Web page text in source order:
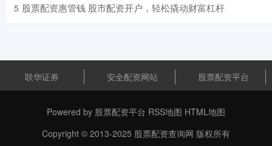
5 ​股票配资惠管钱 股市配资开户，轻松撬动财富杠杆
联华证券 安全配资网站 股票配资平台
Powered by 股票配资平台 RSS地图 HTML地图
Copyright © 2013-2025 股票配资查询网 版权所有